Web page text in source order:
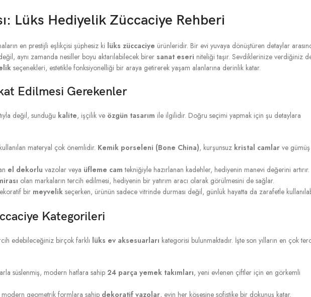
Lüks Hediyelik Züccaciye Rehberi
en prestijli eşlikçisi şüphesiz ki lüks züccaciye ürünleridir. Bir evi yuvaya dönüştüren detaylar
aynı zamanda nesiller boyu aktarılabilecek birer sanat eseri niteliği taşır. Sevdiklerinize verdiğiniz
seçenekleri, estetikle fonksiyonelliği bir araya getirerek yaşam alanlarına derinlik katar.
Edilmesi Gerekenler
değil, sunduğu kalite, işçilik ve özgün tasarım ile ilgilidir. Doğru seçimi yapmak için şu detaylara
materyal çok önemlidir. Kemik porseleni (Bone China), kurşunsuz kristal camlar ve
el dekorlu vazolar veya üfleme cam tekniğiyle hazırlanan kadehler, hediyenin manevi değerini artırır.
olan markaların tercih edilmesi, hediyenin bir yatırım aracı olarak görülmesini de sağlar.
bir meyvelik seçerken, ürünün sadece vitrinde durması değil, günlük hayatta da zarafetle
Kategorileri
edebileceğiniz birçok farklı lüks ev aksesuarları kategorisi bulunmaktadır. İşte son yılların en çok
süslenmiş, modern hatlara sahip 24 parça yemek takımları, yeni evlenen çiftler için en görkemli
modern geometrik formlara sahip dekoratif vazolar, evin her köşesine sofistike bir dokunuş katar.